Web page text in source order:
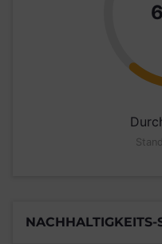
NACHHALTIGKEITS-